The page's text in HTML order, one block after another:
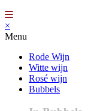
×
Menu
Rode Wijn
Witte wijn
Rosé wijn
Bubbels